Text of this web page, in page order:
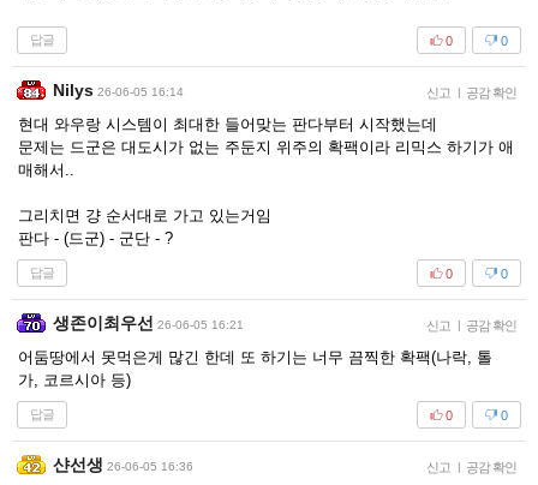
답글 0
0
Nilys 26-06-05 16:14 신고 | 공감 확인
현대 와우랑 시스템이 최대한 들어맞는 판다부터 시작했는데
문제는 드군은 대도시가 없는 주둔지 위주의 확팩이라 리믹스 하기가 애
매해서..
그리치면 걍 순서대로 가고 있는거임
판다 - (드군) - 군단 - ?
답글 0
0
생존이최우선 26-06-05 16:21 신고 | 공감 확인
어둠땅에서 못먹은게 많긴 한데 또 하기는 너무 끔찍한 확팩(나락, 톨
가, 코르시아 등)
답글 0
0
샨선생 26-06-05 16:36 신고 | 공감 확인